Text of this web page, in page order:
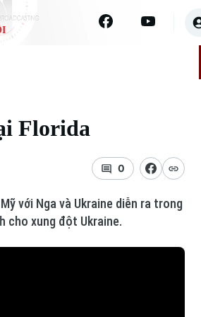
Quần vợt Sao
Điện ảnh
Thời trang
Florida
0
với Nga và Ukraine diễn ra trong
cho xung đột Ukraine.